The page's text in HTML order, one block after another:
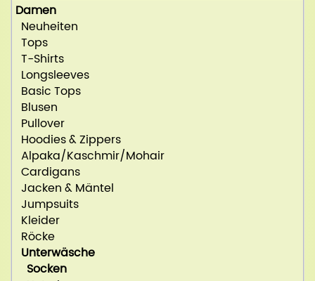
Damen
Neuheiten
Tops
T-Shirts
Longsleeves
Basic Tops
Blusen
Pullover
Hoodies & Zippers
Alpaka/Kaschmir/Mohair
Cardigans
Jacken & Mäntel
Jumpsuits
Kleider
Röcke
Unterwäsche
Socken